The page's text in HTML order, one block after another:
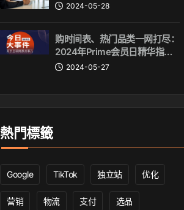
2024-05-28
购时间表、热门品类一网打尽：
2024年Prime会员日精华指
南！2024-05-27
熱門標籤
Google TikTok 独立站 优化
营销 物流 支付 选品